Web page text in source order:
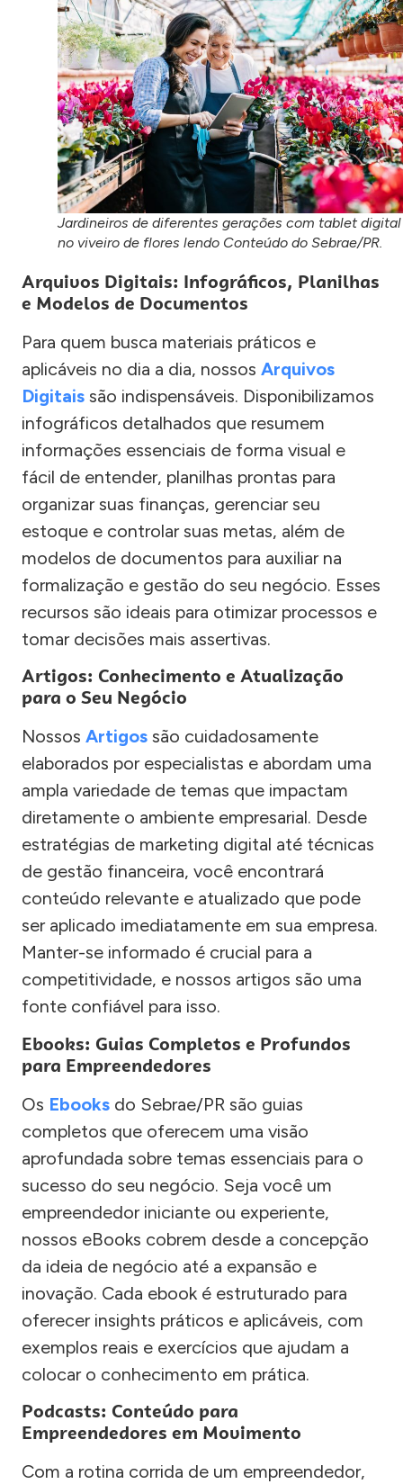
Jardineiros de diferentes gerações com tablet digital
no viveiro de flores lendo Conteúdo do Sebrae/PR.
Arquivos Digitais: Infográficos, Planilhas
e Modelos de Documentos
Para quem busca materiais práticos e
aplicáveis no dia a dia, nossos Arquivos
Digitais são indispensáveis. Disponibilizamos
infográficos detalhados que resumem
informações essenciais de forma visual e
fácil de entender, planilhas prontas para
organizar suas finanças, gerenciar seu
estoque e controlar suas metas, além de
modelos de documentos para auxiliar na
formalização e gestão do seu negócio. Esses
recursos são ideais para otimizar processos e
tomar decisões mais assertivas.
Artigos: Conhecimento e Atualização
para o Seu Negócio
Nossos Artigos são cuidadosamente
elaborados por especialistas e abordam uma
ampla variedade de temas que impactam
diretamente o ambiente empresarial. Desde
estratégias de marketing digital até técnicas
de gestão financeira, você encontrará
conteúdo relevante e atualizado que pode
ser aplicado imediatamente em sua empresa.
Manter-se informado é crucial para a
competitividade, e nossos artigos são uma
fonte confiável para isso.
Ebooks: Guias Completos e Profundos
para Empreendedores
Os Ebooks do Sebrae/PR são guias
completos que oferecem uma visão
aprofundada sobre temas essenciais para o
sucesso do seu negócio. Seja você um
empreendedor iniciante ou experiente,
nossos eBooks cobrem desde a concepção
da ideia de negócio até a expansão e
inovação. Cada ebook é estruturado para
oferecer insights práticos e aplicáveis, com
exemplos reais e exercícios que ajudam a
colocar o conhecimento em prática.
Podcasts: Conteúdo para
Empreendedores em Movimento
Com a rotina corrida de um empreendedor,